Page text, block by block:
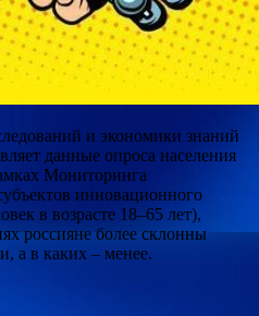
и экономики знаний
данные опроса населения
Мониторинга
инновационного
в возрасте 18–65 лет),
россияне более склонны
а в каких – менее.